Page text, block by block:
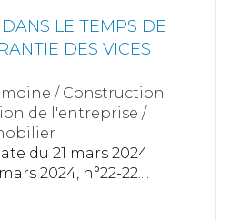
LE TEMPS DE
DES VICES
/ Construction
de l'entreprise /
du 21 mars 2024
2024, n°22-22....